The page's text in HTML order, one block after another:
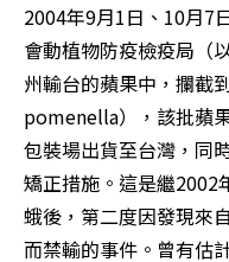
2004年9月1日、10月7
會動植物防疫檢疫局（
州輸台的蘋果中，攔截
pomenella），該批蘋
包裝場出貨至台灣，同
矯正措施。這是繼2002
蛾後，第二度因發現來
而禁輸的事件。曾有估